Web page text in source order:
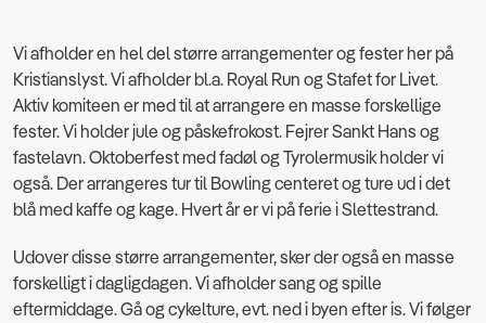
Vi afholder en hel del større arrangementer og fester her på
Kristianslyst. Vi afholder bl.a. Royal Run og Stafet for Livet.
Aktiv komiteen er med til at arrangere en masse forskellige
fester. Vi holder jule og påskefrokost. Fejrer Sankt Hans og
fastelavn. Oktoberfest med fadøl og Tyrolermusik holder vi
også. Der arrangeres tur til Bowling centeret og ture ud i det
blå med kaffe og kage. Hvert år er vi på ferie i Slettestrand.
Udover disse større arrangementer, sker der også en masse
forskelligt i dagligdagen. Vi afholder sang og spille
eftermiddage. Gå og cykelture, evt. ned i byen efter is. Vi følger